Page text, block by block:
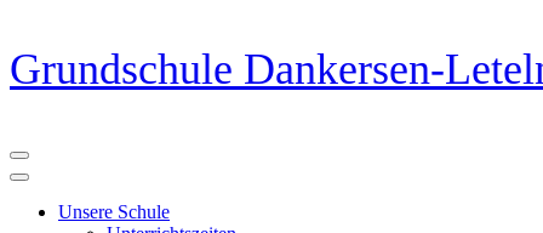
Zum
Inhalt
springen
Grundschule Dankersen-
Unsere Schule